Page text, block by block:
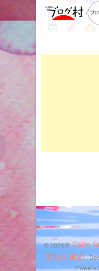
© 2026年Calm
笑顔の連鎖|